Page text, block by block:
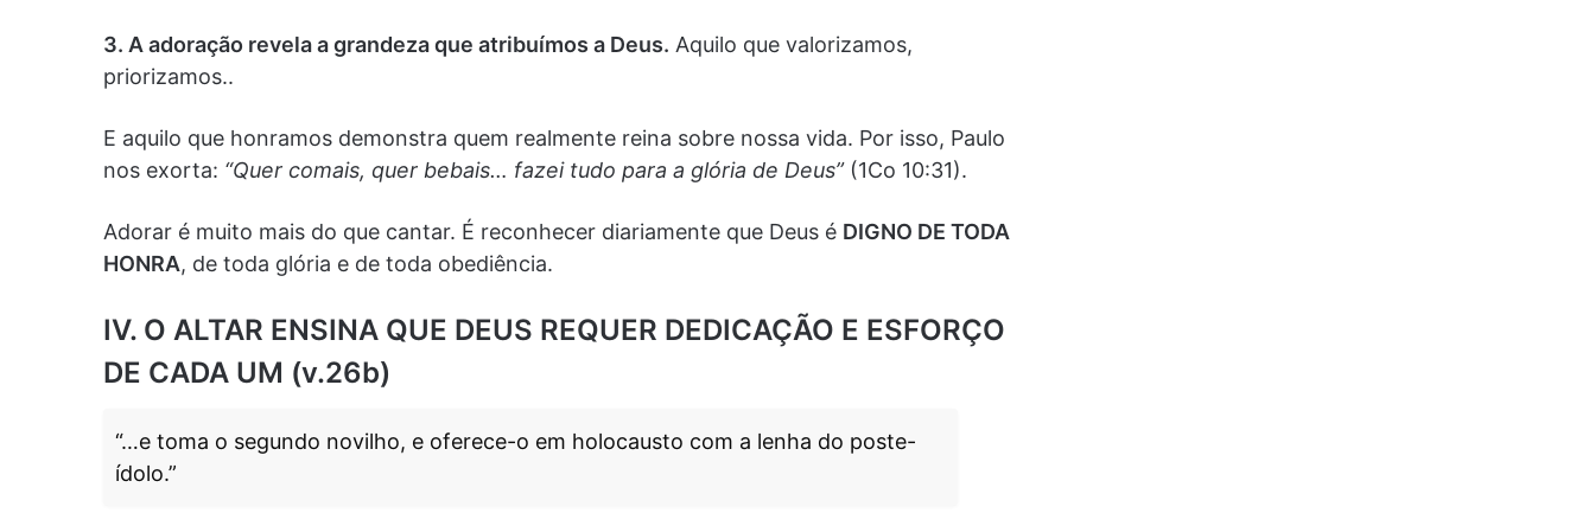
3. A adoração revela a grandeza que atribuímos a Deus. Aquilo que valorizamos,
priorizamos..
E aquilo que honramos demonstra quem realmente reina sobre nossa vida. Por isso, Paulo
nos exorta: “Quer comais, quer bebais… fazei tudo para a glória de Deus”(1Co 10:31).
Adorar é muito mais do que cantar. É reconhecer diariamente que Deus é DIGNO DE TODA
HONRA, de toda glória e de toda obediência.
IV. O ALTAR ENSINA QUE DEUS REQUER DEDICAÇÃO E ESFORÇO
DE CADA UM (v.26b)
“…e toma o segundo novilho, e oferece-o em holocausto com a lenha do poste-
ídolo.”